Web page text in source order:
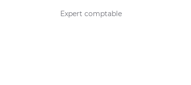
Expert comptable